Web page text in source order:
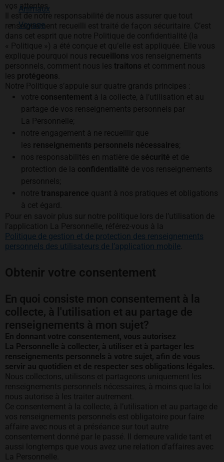
Animaux
Voyage
vos attentes.
Il est de notre responsabilité de nous assurer que tout
renseignement recueilli est traité de façon sécuritaire. C’est
dans cet esprit que notre Politique de confidentialité (la
« Politique ») a été conçue et qu’elle est appliquée. Elle vous
explique pourquoi nous recueillons vos renseignements
personnels, comment nous les traitons et comment nous
les protégeons
Notre Politique s’appuie sur quatre grands principes :
votre consentement à la collecte, à l’utilisation et au
partage de vos renseignements personnels par
La Personnelle;
notre engagement à ne recueillir que
les renseignements personnels nécessaires;
nos responsabilités en matière de sécurité et de
protection de la confidentialité de vos renseignements
personnels;
notre transparence quant à nos pratiques et obligations
à cet égard.
Pour en savoir plus sur notre politique lors de l’utilisation de
l’application La Personnelle, référez-vous à la
Politique de gestion et de protection des renseignements
personnels des utilisateurs de l’application mobile
Obtenir votre consentement
En quoi consiste mon consentement à la
collecte, à l'utilisation et au partage de
renseignements à mon sujet?
En donnant votre consentement, vous autorisez
La Personnelle à collecter, à utiliser et à partager les
renseignements personnels à votre sujet, afin de vous
servir au quotidien et de respecter ses obligations légales.
Nous collectons, utilisons et partageons uniquement les
renseignements personnels nécessaires, à moins que la loi
nous autorise à les traiter autrement.
Ce consentement à la collecte, à l’utilisation et au partage de
vos renseignements personnels est obligatoire pour faire
affaire avec nous et a préséance sur tout autre
consentement donné par le passé. Il demeure valide tant et
aussi longtemps que vous avez une relation d’affaires avec
La Personnelle.